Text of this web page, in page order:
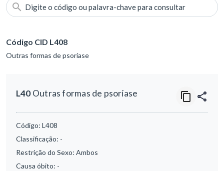
Digite o código ou palavra-chave para consultar
Código CID L408
Outras formas de psoríase
L40Outras formas de psoríase
Código: L408
Classificação: -
Restrição do Sexo: Ambos
Causa óbito: -